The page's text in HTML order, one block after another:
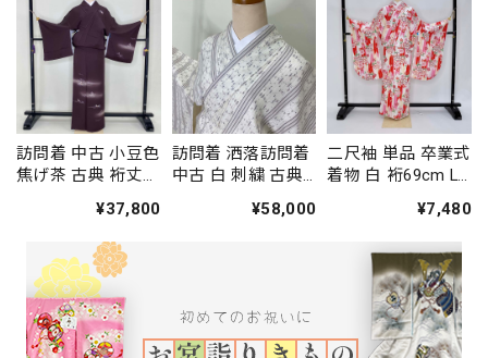
訪問着 中古 小豆色
焦げ茶 古典 裄丈
164.5cm 結婚式 着
物 入学式 卒業式
礼装 3114
¥37,800
訪問着 洒落訪問着
中古 白 刺繍 古典
166.5cm 結婚式 着
¥58,000
二尺袖 単品 卒業式
着物 白 裄69cm LL
繊 中古 4577¥7,480